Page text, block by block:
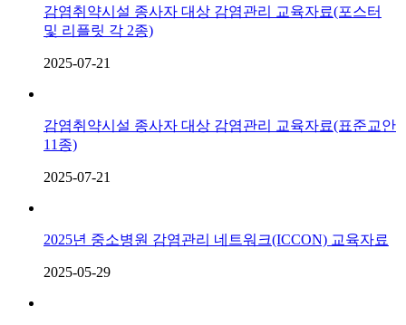
감염취약시설 종사자 대상 감염관리 교육자료(포스터
및 리플릿 각 2종)
2025-07-21
감염취약시설 종사자 대상 감염관리 교육자료(표준교안
11종)
2025-07-21
2025년 중소병원 감염관리 네트워크(ICCON) 교육자료
2025-05-29